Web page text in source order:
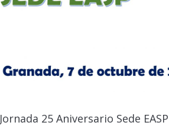
Jornada 25 Aniversario Sede EASP